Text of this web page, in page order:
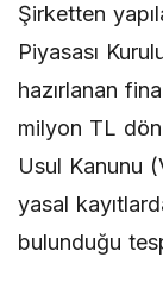
Şirketten
Piyasası
hazırlanan
milyon TL
Usul Kanunu
yasal
bulunduğu